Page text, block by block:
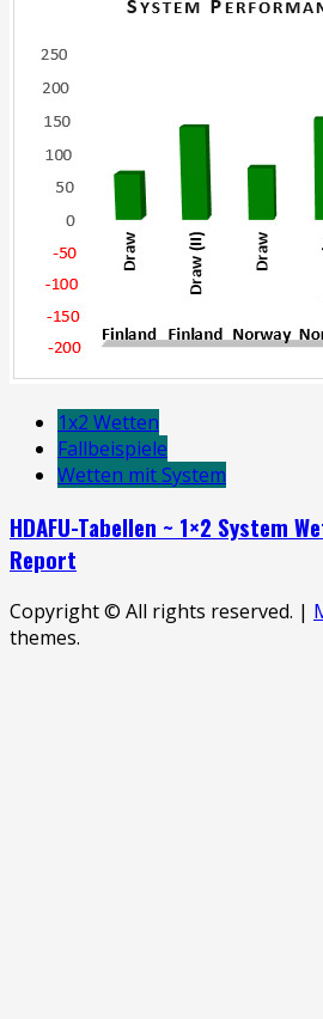
1x2 Wetten
Fallbeispiele
Wetten mit System
HDAFU-Tabellen ~ 1×2 System
Report
Copyright © All rights reserved. |
themes.